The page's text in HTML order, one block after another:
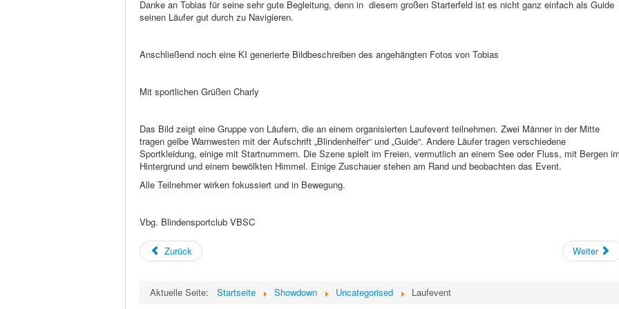
Danke an Tobias für seine sehr gute Begleitung, denn in diesem großen Starterfeld ist es nicht ganz einfach als Guide
seinen Läufer gut durch zu Navigieren.
Anschließend noch eine KI generierte Bildbeschreiben des angehängten Fotos von Tobias
Mit sportlichen Grüßen Charly
Das Bild zeigt eine Gruppe von Läufern, die an einem organisierten Laufevent teilnehmen. Zwei Männer in der Mitte
tragen gelbe Warnwesten mit der Aufschrift „Blindenhelfer“ und „Guide“. Andere Läufer tragen verschiedene
Sportkleidung, einige mit Startnummern. Die Szene spielt im Freien, vermutlich an einem See oder Fluss, mit Bergen
Hintergrund und einem bewölkten Himmel. Einige Zuschauer stehen am Rand und beobachten das Event.
Alle Teilnehmer wirken fokussiert und in Bewegung.
Vbg. Blindensportclub VBSC
Zurück Weiter
Aktuelle Seite: Startseite Showdown Uncategorised Laufevent